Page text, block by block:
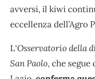
avversi, il kiwi
eccellenza dell’Agro
L‘Osservatorio della
San Paolo, che